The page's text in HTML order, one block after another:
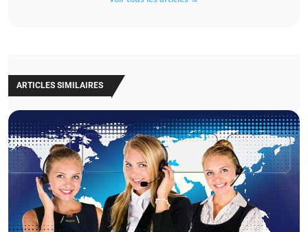
ARTICLES SIMILAIRES